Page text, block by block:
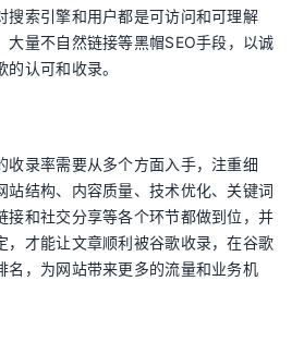
搜索引擎和用户都是可访问和可理解
大量不自然链接等黑帽SEO手段，以诚
认可和收录。
收录率需要从多个方面入手，注重细
站结构、内容质量、技术优化、关键词
接和社交分享等各个环节都做到位，并
，才能让文章顺利被谷歌收录，在谷歌
名，为网站带来更多的流量和业务机